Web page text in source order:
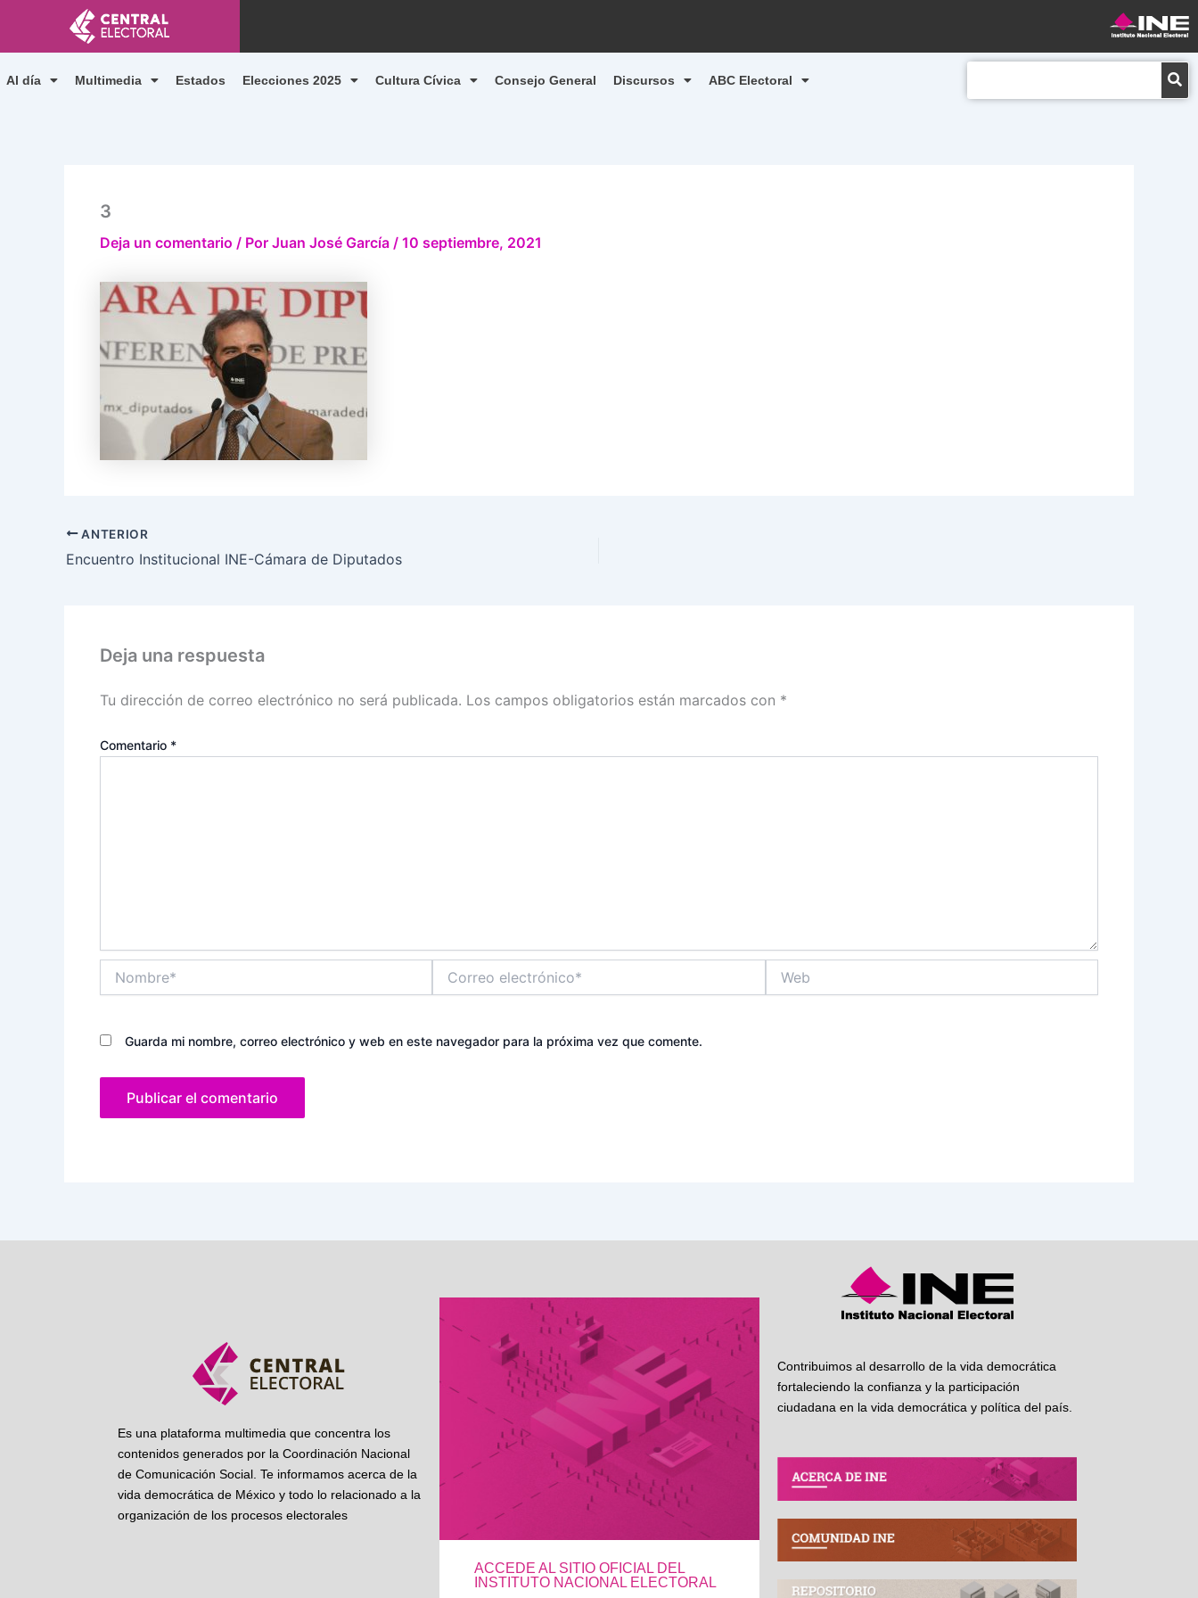
contenido
Al día Multimedia Estados Elecciones 2025 Cultura Cívica Consejo General Discursos ABC Electoral
3
Deja un comentario / Por Juan José García / 10 septiembre, 2021
ANTERIOR
Encuentro Institucional INE-Cámara de Diputados
Deja una respuesta
Tu dirección de correo electrónico no será publicada. Los campos obligatorios están marcados con *
Comentario *
electrónico*
Guarda mi nombre, correo electrónico y web en este navegador para la próxima vez que comente.
Es una plataforma multimedia que concentra los
contenidos generados por la Coordinación Nacional
de Comunicación Social. Te informamos acerca de la
vida democrática de México y todo lo relacionado a la
organización de los procesos electorales
ACCEDE AL SITIO OFICIAL DEL
INSTITUTO NACIONAL ELECTORAL
Contribuimos al desarrollo de la vida democrática
fortaleciendo la confianza y la participación
ciudadana en la vida democrática y política del país.